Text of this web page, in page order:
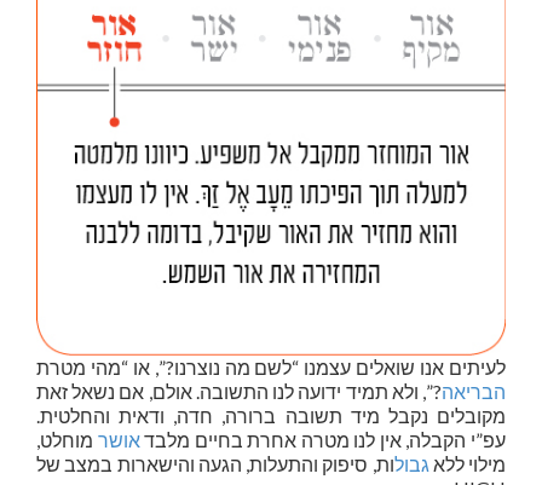
לעיתים אנו שואלים עצמנו “לשם מה נוצרנו?”, או “מהי מטרת
הבריאה?”, ולא תמיד ידועה לנו התשובה. אולם, אם נשאל זאת
מקובלים נקבל מיד תשובה ברורה, חדה, ודאית והחלטית.
עפ”י הקבלה, אין לנו מטרה אחרת בחיים מלבדאושר מוחלט,
מילוי ללא גבולות, סיפוק והתעלות, הגעה והישארות במצב של